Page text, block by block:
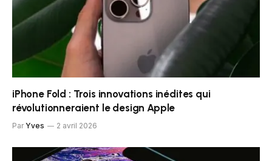
iPhone Fold : Trois innovations inédites qui
révolutionneraient le design Apple
Par Yves 2 avril 2026